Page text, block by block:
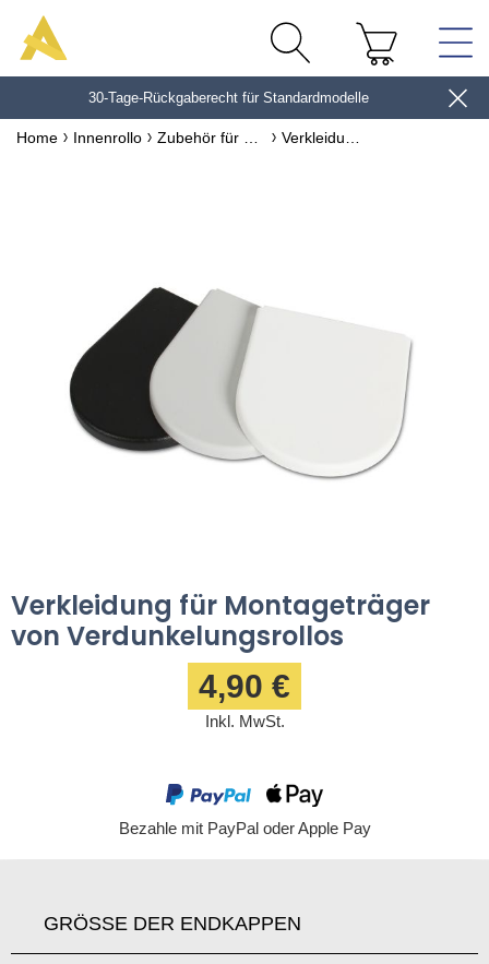
30-Tage-Rückgaberecht für Standardmodelle
Home Innenrollo
Verkleidung für Montageträger
von Verdunkelungsrollos
4,90 €
Inkl. MwSt.
Bezahle mit PayPal oder Apple Pay
GRÖSSE DER ENDKAPPEN